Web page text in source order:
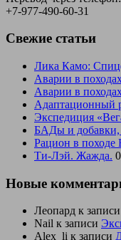
+7-977-490-60-31
Свежие статьи
Лика Камо:
Аварии в
Аварии в
Адаптационный
Экспедиция
БАДы и добавки,
Рацион в походе
Ти-Лэй. Жажда.
Новые
Леопард к записи
Nail к записи
Alex_li к записи